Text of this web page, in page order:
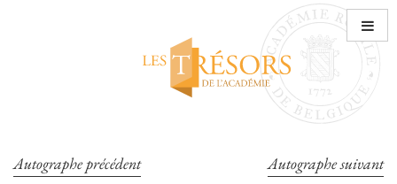
Autographe précédent Autographe suivant